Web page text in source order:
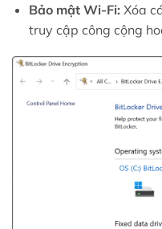
Bảo mật Wi-Fi: Xóa
truy cập công cộng